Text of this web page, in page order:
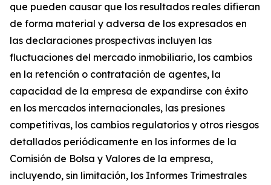
que pueden causar que los resultados reales difieran
de forma material y adversa de los expresados en
las declaraciones prospectivas incluyen las
fluctuaciones del mercado inmobiliario, los cambios
en la retención o contratación de agentes, la
capacidad de la empresa de expandirse con éxito
en los mercados internacionales, las presiones
competitivas, los cambios regulatorios y otros riesgos
detallados periódicamente en los informes de la
Comisión de Bolsa y Valores de la empresa,
incluyendo, sin limitación, los Informes Trimestrales